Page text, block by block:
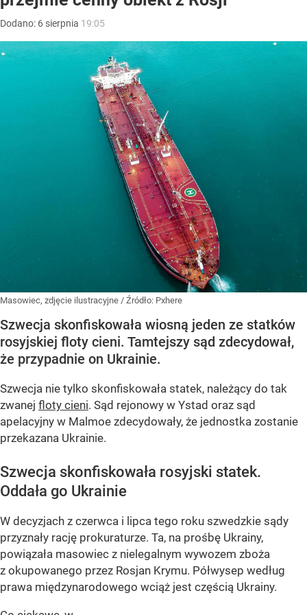
Dodano: 6 sierpnia 19:05
Masowiec, zdjęcie ilustracyjne / Źródło: Pxhere
Szwecja skonfiskowała wiosną jeden ze statków
rosyjskiej floty cieni. Tamtejszy sąd zdecydował,
że przypadnie on Ukrainie.
Szwecja nie tylko skonfiskowała statek, należący do tak
zwanej floty cieni. Sąd rejonowy w Ystad oraz sąd
apelacyjny w Malmoe zdecydowały, że jednostka zostanie
przekazana Ukrainie.
Szwecja skonfiskowała rosyjski statek.
Oddała go Ukrainie
W decyzjach z czerwca i lipca tego roku szwedzkie sądy
przyznały rację prokuraturze. Ta, na prośbę Ukrainy,
powiązała masowiec z nielegalnym wywozem zboża
z okupowanego przez Rosjan Krymu. Półwysep według
prawa międzynarodowego wciąż jest częścią Ukrainy.